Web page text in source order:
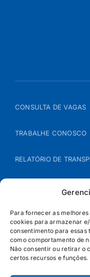
Para fornecer as
cookies para armazenar
consentimento para
como comportamento de
Não consentir ou retirar o
certos recursos e funções.
CONSULTA DE VAGAS
TRABALHE CONOSCO
RELATÓRIO DE
POLÍTICA DE COOKIES
POLÍTICA DE